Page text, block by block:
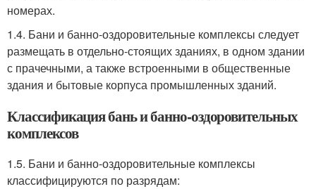
номерах.
1.4. Бани и банно-оздоровительные комплексы следует
размещать в отдельно-стоящих зданиях, в одном здании
с прачечными, а также встроенными в общественные
здания и бытовые корпуса промышленных зданий.
Классификация бань и банно-оздоровительных
комплексов
1.5. Бани и банно-оздоровительные комплексы
классифицируются по разрядам: